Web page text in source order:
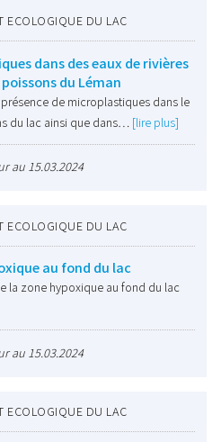
ECOLOGIQUE DU LAC
dans des eaux de rivières
du Léman
de microplastiques dans le
du lac ainsi que dans… [lire plus]
au 15.03.2024
ECOLOGIQUE DU LAC
au fond du lac
la zone hypoxique au fond du lac
au 15.03.2024
ECOLOGIQUE DU LAC